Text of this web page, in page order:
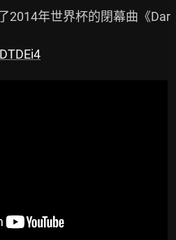
2014年世界杯的閉幕曲《Dar